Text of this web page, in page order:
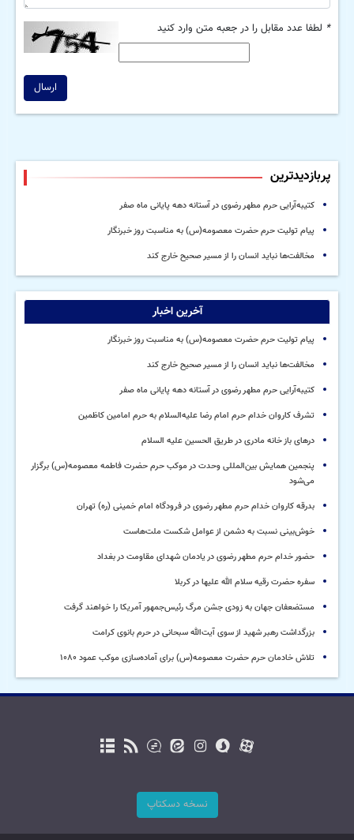
* لطفا عدد مقابل را در جعبه متن وارد کنید
ارسال
پربازدیدترین
کتیبه‌آرایی حرم مطهر رضوی در آستانه دهه پایانی ماه صفر
پیام تولیت حرم حضرت معصومه(س) به مناسبت روز خبرنگار
مخالفت‌ها نباید انسان را از مسیر صحیح خارج کند
آخرین اخبار
پیام تولیت حرم حضرت معصومه(س) به مناسبت روز خبرنگار
مخالفت‌ها نباید انسان را از مسیر صحیح خارج کند
کتیبه‌آرایی حرم مطهر رضوی در آستانه دهه پایانی ماه صفر
تشرف کاروان خدام حرم امام رضا علیه‌السلام به حرم امامین کاظمین
درهای باز خانه مادری در طریق الحسین علیه السلام
پنجمین همایش بین‌المللی وحدت در موکب حرم حضرت فاطمه معصومه(س) برگزار
می‌شود
بدرقه کاروان خدام حرم مطهر رضوی در فرودگاه امام خمینی (ره) تهران
خوش‌بینی نسبت به دشمن از عوامل شکست ملت‌هاست
حضور خدام حرم مطهر رضوی در یادمان شهدای مقاومت در بغداد
سفره حضرت رقیه سلام الله علیها در کربلا
مستضعفان جهان به زودی جشن مرگ رئیس‌جمهور آمریکا را خواهند گرفت
بزرگداشت رهبر شهید از سوی آیت‌الله سبحانی در حرم بانوی کرامت
تلاش خادمان حرم حضرت معصومه(س) برای آماده‌سازی موکب عمود ۱۰۸۰
نسخه دسکتاپ